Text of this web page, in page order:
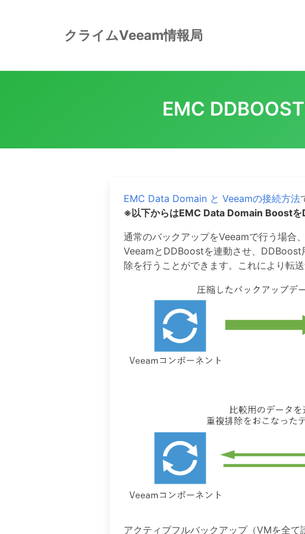
クライムVeeam情報局
EMC
EMC Data Domain と Veeamの接続方法
※以下からはEMC Data Domain Boostを
通常のバックアップをVeeamで行う場合
VeeamとDDBoostを連動させ、DDBoost
除を行うことができます。これにより転
アクティブフルバックアップ（VMを全